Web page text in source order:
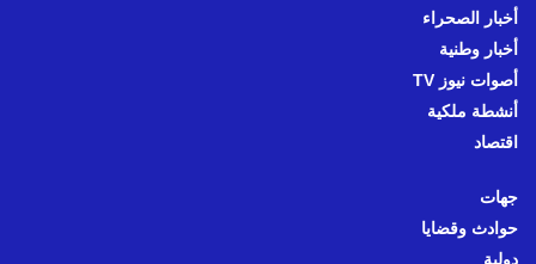
أخبار الصحراء
أخبار وطنية
أصوات نيوز TV
أنشطة ملكية
اقتصاد
جهات
حوادث وقضايا
دولية